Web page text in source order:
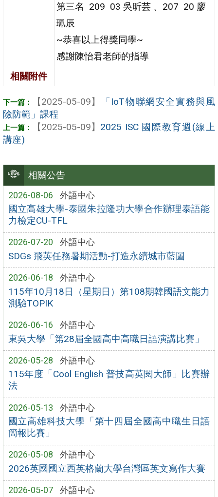
相關公告
2026-08-06 外語中心
國立高雄大學-泰國朱拉隆功大學合作辦理泰語能
力檢定CU-TFL
2026-07-20 外語中心
SDGs 飛英任務暑期活動-打造永續城市藍圖
2026-06-18 外語中心
115年10月18日（星期日）第108期韓國語文能力
測驗TOPIK
2026-06-16 外語中心
東吳大學「第28屆全國高中高職日語演講比賽」
2026-05-28 外語中心
115年度「Cool English 普技高英閱大師」比賽辦
法
2026-05-13 外語中心
國立高雄科技大學「第十四屆全國高中職生日語
簡報比賽」
2026-05-08 外語中心
2026英國國立西英格蘭大學台灣區英文寫作大賽
2026-05-07 外語中心
第三名 209 03 吳昕芸 、207 20 廖
珮辰
~恭喜以上得獎同學~
感謝陳怡君老師的指導
相關附件
【2025-05-09】
「IoT物聯網安全實務與風
險防範」課程
【2025-05-09】 2025 ISC 國際教育週(線上
講座)